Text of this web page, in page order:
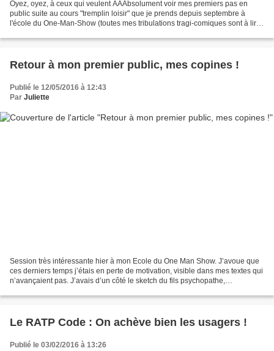
Oyez, oyez, à ceux qui veulent AAAbsolument voir mes premiers pas en
public suite au cours "tremplin loisir" que je prends depuis septembre à
l'école du One-Man-Show (toutes mes tribulations tragi-comiques sont à lire
Retour à mon premier public, mes copines !
Publié le 12/05/2016 à 12:43
Par Juliette
Session très intéressante hier à mon Ecole du One Man Show. J’avoue que
ces derniers temps j’étais en perte de motivation, visible dans mes textes qui
n’avançaient pas. J’avais d’un côté le sketch du fils psychopathe,
Le RATP Code : On achève bien les usagers !
Publié le 03/02/2016 à 13:26